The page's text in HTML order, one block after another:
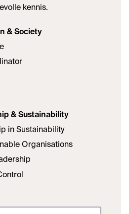
kennis.
& Society
& Sustainability
in Sustainability
Organisations